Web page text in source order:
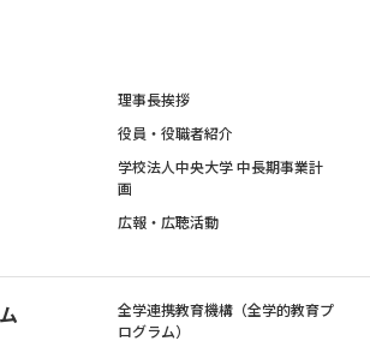
理事長挨拶
役員・役職者紹介
学校法人中央大学 中長期事業計
画
広報・広聴活動
全学連携教育機構（全学的教育プ
ログラム）